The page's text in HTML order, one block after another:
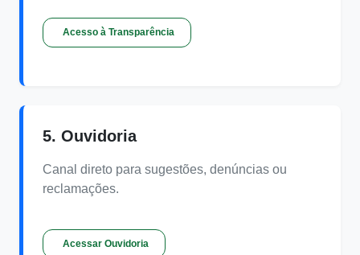
Acesso à Transparência
5. Ouvidoria
Canal direto para sugestões, denúncias ou
reclamações.
Acessar Ouvidoria